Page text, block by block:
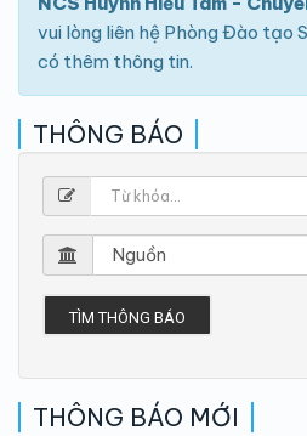
vui lòng liên hệ Phòng Đào tạo
có thêm thông tin.
THÔNG BÁO
TÌM THÔNG BÁO
THÔNG BÁO MỚI